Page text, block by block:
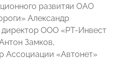
развитяи ОАО
Александр
директор ООО «РТ-Инвест
Замков,
Ассоциации «Автонет»